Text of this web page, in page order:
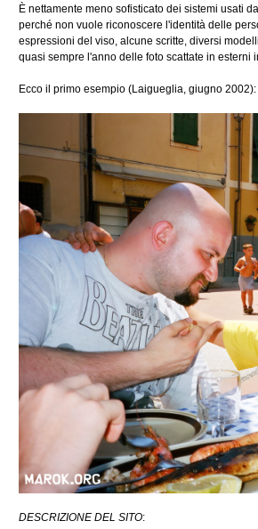
È nettamente meno sofisticato dei sistemi usati
perché non vuole riconoscere l'identità delle
espressioni del viso, alcune scritte, diversi
quasi sempre l'anno delle foto scattate in
Ecco il primo esempio (Laigueglia, giugno 2002):
DESCRIZIONE DEL SITO: